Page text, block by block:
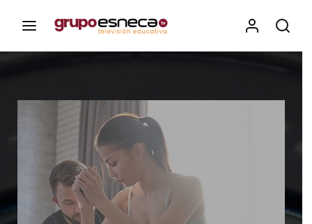
Esneca TV
Iniciar Sesión
Para iniciar sesión debes introducir el
mismo usuario y contraseña que utilizas
para acceder al campus virtual:
https://elcampusonline.com
Dirección de correo electrónico